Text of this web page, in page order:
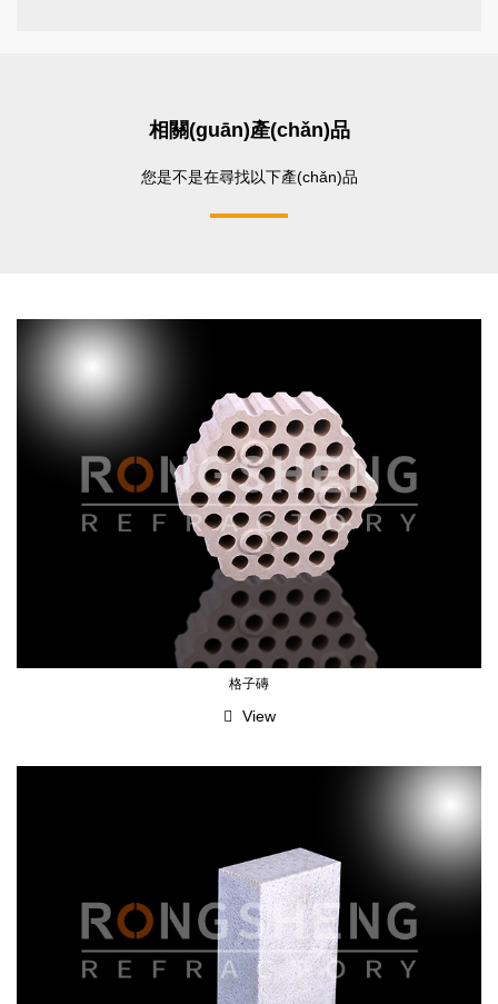
相關(guān)產(chǎn)品
您是不是在尋找以下產(chǎn)品
格子磚
View